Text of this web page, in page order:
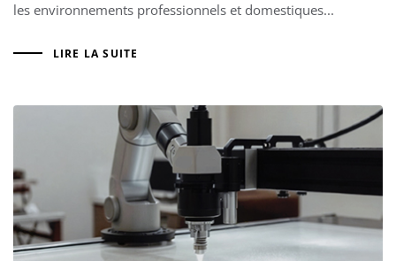
les environnements professionnels et domestiques...
LIRE LA SUITE